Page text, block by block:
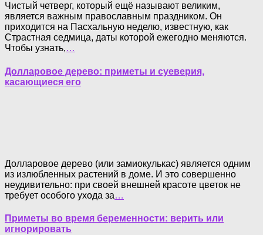
Чистый четверг, который ещё называют великим,
является важным православным праздником. Он
приходится на Пасхальную неделю, известную, как
Страстная седмица, даты которой ежегодно меняются.
Чтобы узнать,…
Долларовое дерево: приметы и суеверия,
касающиеся его
Долларовое дерево (или замиокулькас) является одним
из излюбленных растений в доме. И это совершенно
неудивительно: при своей внешней красоте цветок не
требует особого ухода за…
Приметы во время беременности: верить или
игнорировать